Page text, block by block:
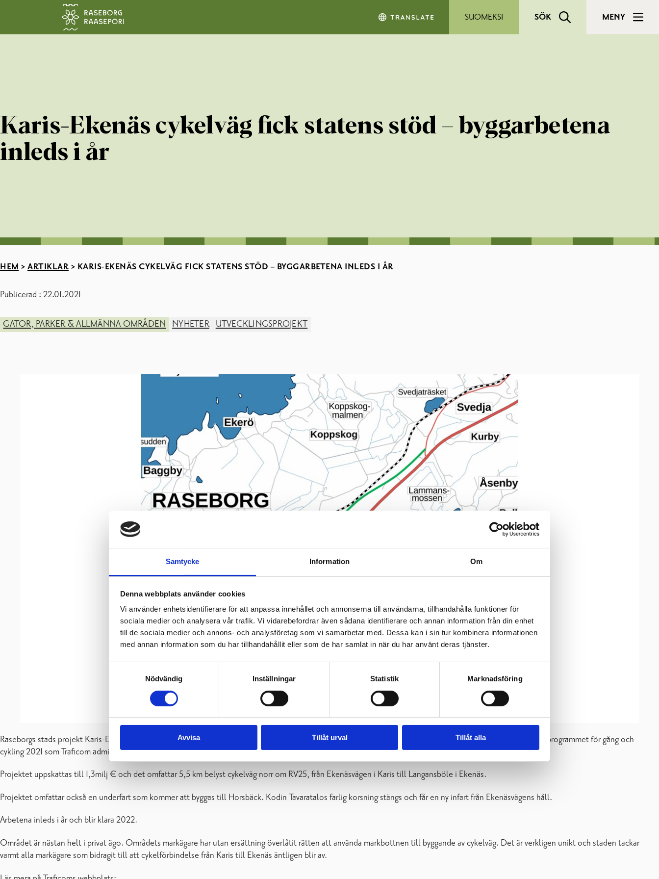
Samtycke Information Om
Denna webbplats använder cookies
Vi använder enhetsidentifierare för att anpassa innehållet och annonserna till användarna, tillhandahålla funktioner för
sociala medier och analysera vår trafik. Vi vidarebefordrar även sådana identifierare och annan information från din enhet
till de sociala medier och annons- och analysföretag som vi samarbetar med. Dessa kan i sin tur kombinera informationen
med annan information som du har tillhandahållit eller som de har samlat in när du har använt deras tjänster.
Nödvändig
Inställningar Statistik Marknadsföring
Avvisa Tillåt urval Tillåt alla
Hoppa till sidans innehåll
SUOMEKSI SÖK MENY
Karis-Ekenäs cykelväg fick statens stöd – byggarbetena
inleds i år
HEM > ARTIKLAR > KARIS-EKENÄS CYKELVÄG FICK STATENS STÖD – BYGGARBETENA INLEDS I ÅR
Publicerad : 22.01.2021
GATOR, PARKER & ALLMÄNNA OMRÅDEN NYHETER UTVECKLINGSPROJEKT
Raseborgs stads projekt Karis-Ekenäs cykelväg har fått statens investeringsstöd 650 000 euro. Projektet är bland med projekten som får stöd via investeringsprogrammet för gång och
cykling 2021 som Traficom administrerar.
Projektet uppskattas till 1,3milj € och det omfattar 5,5 km belyst cykelväg norr om RV25, från Ekenäsvägen i Karis till Langansböle i Ekenäs.
Projektet omfattar också en underfart som kommer att byggas till Horsbäck. Kodin Tavaratalos farlig korsning stängs och får en ny infart från Ekenäsvägens håll.
Arbetena inleds i år och blir klara 2022.
Området är nästan helt i privat ägo. Områdets markägare har utan ersättning överlåtit rätten att använda markbottnen till byggande av cykelväg. Det är verkligen unikt och staden tackar
varmt alla markägare som bidragit till att cykelförbindelse från Karis till Ekenäs äntligen blir av.